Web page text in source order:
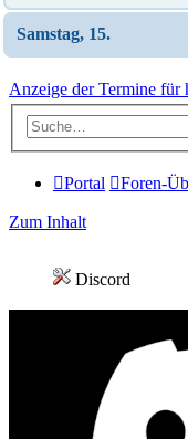
Samstag, 15.
Anzeige der Termine für
Portal Foren-
Zum Inhalt
Discord